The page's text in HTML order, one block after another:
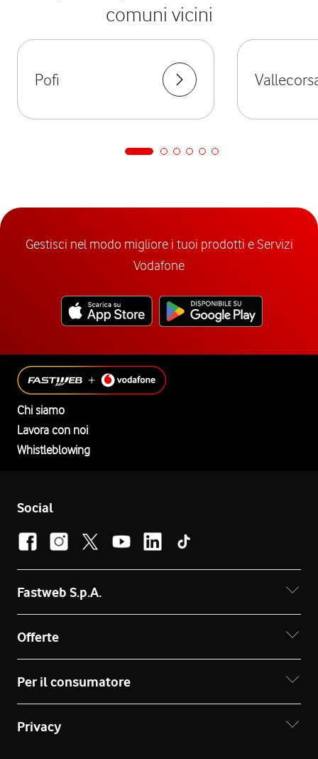
comuni vicini
Pofi
Gestisci nel modo migliore i tuoi prodotti e Servizi
Vodafone
Chi siamo
Lavora con noi
Whistleblowing
Social
Fastweb S.p.A.
Offerte
Per il consumatore
Privacy